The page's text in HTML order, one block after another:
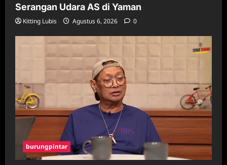
Serangan Udara AS di Yaman
Kitting Lubis Agustus 6, 2026 0
burungpintar